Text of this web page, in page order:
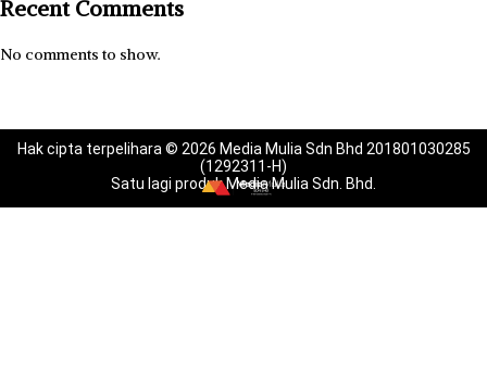
Recent Comments
No comments to show.
Hak cipta terpelihara © 2026 Media Mulia Sdn Bhd 201801030285
(1292311-H)
Satu lagi produk Media Mulia Sdn. Bhd.